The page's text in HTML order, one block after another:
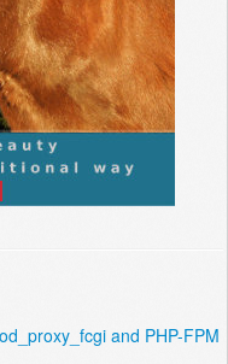
and PHP-FPM